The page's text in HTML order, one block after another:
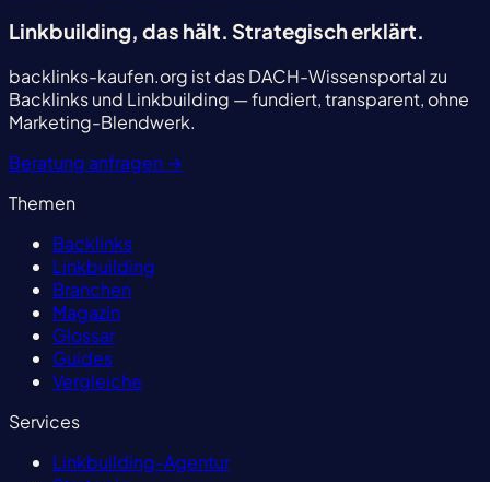
Linkbuilding, das hält. Strategisch erklärt.
backlinks-kaufen.org ist das DACH-Wissensportal zu
Backlinks und Linkbuilding — fundiert, transparent, ohne
Marketing-Blendwerk.
Beratung anfragen →
Themen
Backlinks
Linkbuilding
Branchen
Magazin
Glossar
Guides
Vergleiche
Services
Linkbuilding-Agentur